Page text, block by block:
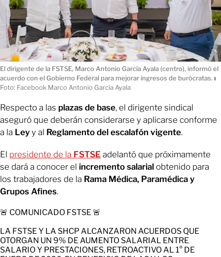
El dirigente de la FSTSE, Marco Antonio García Ayala (centro), informó el
acuerdo con el Gobierno Federal para mejorar ingresos de burócratas.ı
Foto: Facebook Marco Antonio García Ayala
Respecto a las plazas de base, el dirigente sindical
aseguró que deberán considerarse y aplicarse conforme
a la Ley y al Reglamento del escalafón vigente.
El presidente de la FSTSE adelantó que próximamente
se dará a conocer el incremento salarial obtenido para
los trabajadores de la Rama Médica, Paramédica y
Grupos Afines.
🚨 COMUNICADO FSTSE 🚨
LA FSTSE Y LA SHCP ALCANZARON ACUERDOS QUE
OTORGAN UN 9% DE AUMENTO SALARIAL ENTRE
SALARIO Y PRESTACIONES, RETROACTIVO AL 1° DE